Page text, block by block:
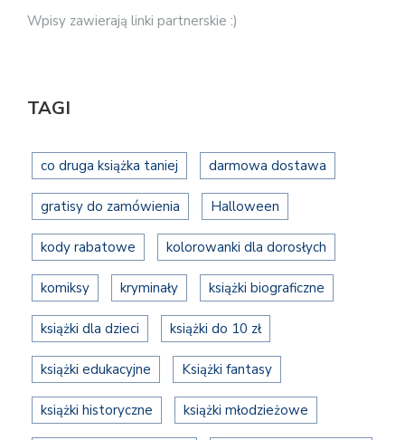
Wpisy zawierają linki partnerskie :)
TAGI
co druga książka taniej darmowa dostawa
gratisy do zamówienia Halloween
kody rabatowe kolorowanki dla dorosłych
komiksy kryminały książki biograficzne
książki dla dzieci książki do 10 zł
książki edukacyjne Książki fantasy
książki historyczne książki młodzieżowe